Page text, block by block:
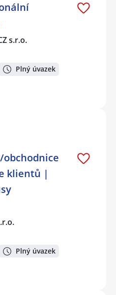
s.r.o.
Plný úvazek
obchodnice
klientů |
Plný úvazek